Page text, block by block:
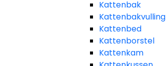
Kattenbak
Kattenbakvulling
Kattenbed
Kattenborstel
Kattenkam